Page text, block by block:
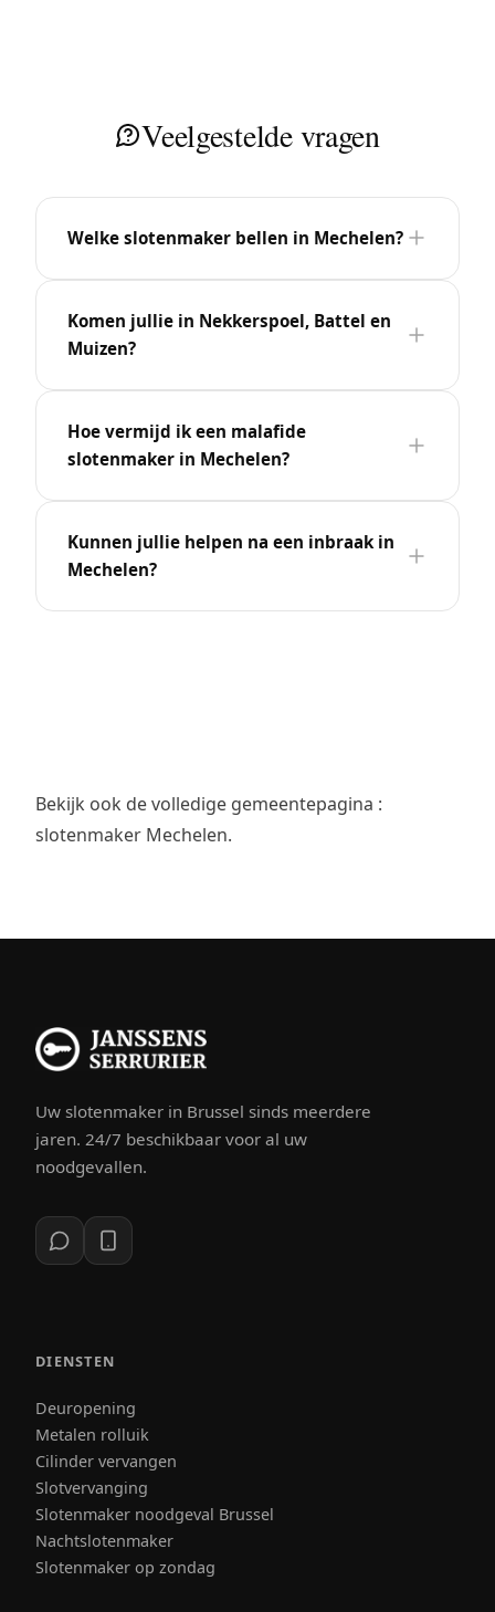
Veelgestelde vragen
Welke slotenmaker bellen in Mechelen?
Komen jullie in Nekkerspoel, Battel en
Muizen?
Hoe vermijd ik een malafide
slotenmaker in Mechelen?
Kunnen jullie helpen na een inbraak in
Mechelen?
Bekijk ook de volledige gemeentepagina :
slotenmaker Mechelen.
Uw slotenmaker in Brussel sinds meerdere
jaren. 24/7 beschikbaar voor al uw
noodgevallen.
DIENSTEN
Deuropening
Metalen rolluik
Cilinder vervangen
Slotvervanging
Slotenmaker noodgeval Brussel
Nachtslotenmaker
Slotenmaker op zondag